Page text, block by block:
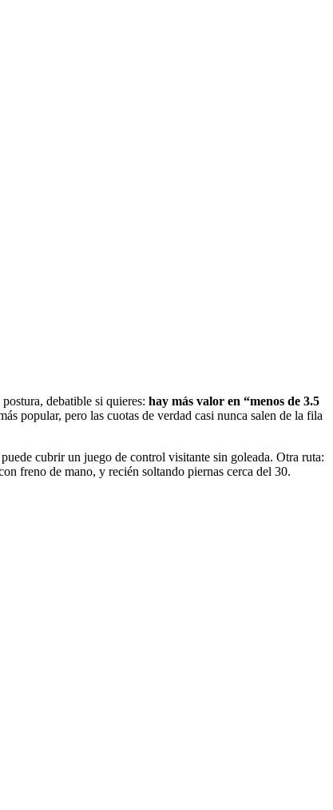
debatible si quieres: hay más valor en “menos de 3.5
popular, pero las cuotas de verdad casi nunca salen de la fila
cubrir un juego de control visitante sin goleada. Otra ruta:
freno de mano, y recién soltando piernas cerca del 30.